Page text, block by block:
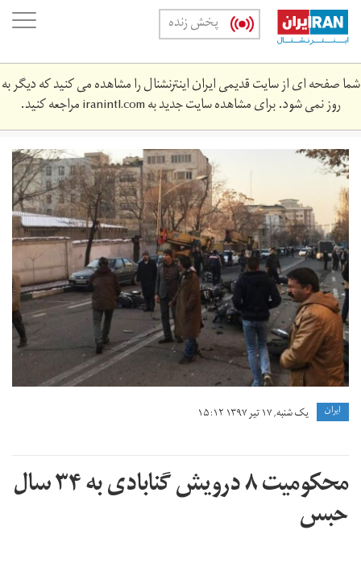
Skip
main
content
پخش زنده
شما صفحه ای از سایت قدیمی ایران اینترنشنال را مشاهده می کنید که دیگر به
روز نمی شود. برای مشاهده سایت جدید بهiranintl.comمراجعه کنید.
30731_l16x9.jpg
ايران یک شنبه, ۱۷ تیر ۱۳۹۷ ۱۵:۱۲
محکومیت ۸ درویش گنابادی به ۳۴ سال
حبس